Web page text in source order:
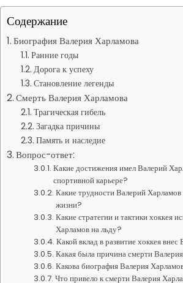
Содержание
Биография Валерия Харламова
Ранние годы
Дорога к успеху
Становление легенды
Смерть Валерия Харламова
Трагическая гибель
Загадка причины
Память и наследие
Вопрос-ответ:
Какие достижения имел Валерий
спортивной карьере?
Какие трудности Валерий
жизни?
Какие стратегии и тактики хоккея
Харламов на льду?
Какой вклад в развитие хоккея
Какая была причина смерти
Какова биография Валерия
Что привело к смерти Валерия